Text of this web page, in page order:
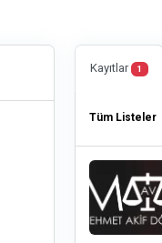
Kayıtlar 1
Tüm Listeler